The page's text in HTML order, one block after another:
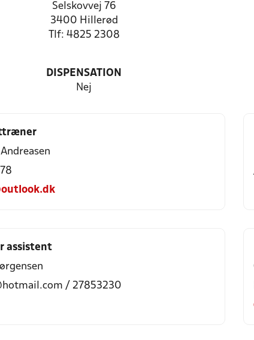
Selskovvej 76
3400 Hillerød
Tlf: 4825 2308
DISPENSATION
Nej
assistent
/ 27853230